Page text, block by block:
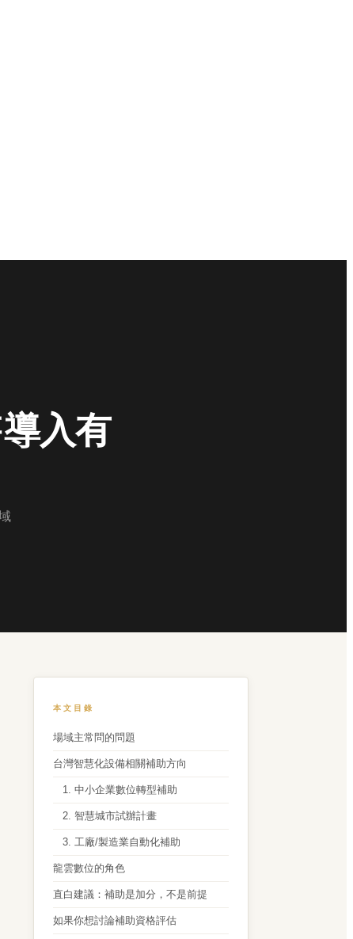
入有
本文目錄
場域主常問的問題
台灣智慧化設備相關補助方向
1. 中小企業數位轉型補助
2. 智慧城市試辦計畫
3. 工廠/製造業自動化補助
龍雲數位的角色
直白建議：補助是加分，不是前提
如果你想討論補助資格評估